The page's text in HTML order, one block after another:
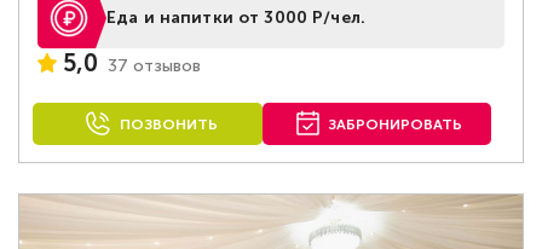
Еда и напитки от 3000 Р/чел.
5,0 37 отзывов
ПОЗВОНИТЬ ЗАБРОНИРОВАТЬ